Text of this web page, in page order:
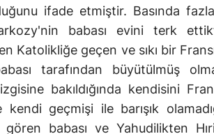
ifade etmiştir. Basında
babası evini terk
Katolikliğe geçen ve sıkı bir
tarafından büyütülmüş
bakıldığında kendisini
geçmişi ile barışık
babası ve Yahudilikten